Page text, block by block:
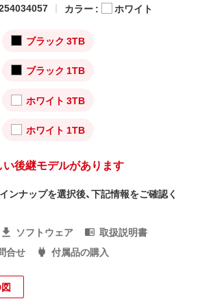
カラー : ホワイト
ブラック 3TB
ブラック 1TB
ホワイト 3TB
ホワイト 1TB
後継モデルがあります
ンナップを選択後、下記情報をご確認く
ソフトウェア
取扱説明書
合せ 付属品の購入